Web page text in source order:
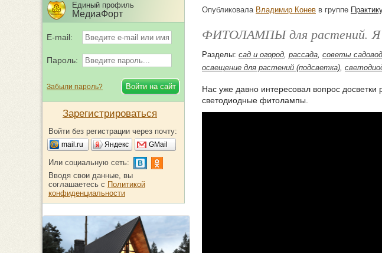
Опубликовала Владимир Конев в группе
ФИТОЛАМПЫ для растений.
Разделы: сад и огород, рассада, советы
освещение для растений (подсветка),
Нас уже давно интересовал вопрос
светодиодные фитолампы.
Единый профиль
МедиаФорт
E-mail:
Пароль:
Забыли пароль?
Зарегистрироваться
Войти без регистрации через почту:
mail.ru Яндекс GMail
Или социальную сеть:
Вводя свои данные, вы
соглашаетесь с Политикой
конфиденциальности